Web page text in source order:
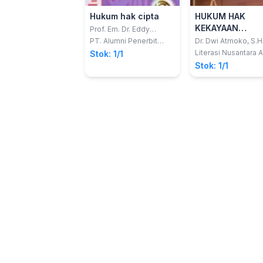
Hukum hak cipta
Prof. Em. Dr. Eddy
Damian, S.H.
PT. Alumni Penerbit
Akademik
Stok: 1/1
HUKUM HAK
KEKAYAAN
INTELEKTUAL
Dr. Dwi Atmoko,
M.H.; dkk
Literasi Nusantara
Stok: 1/1